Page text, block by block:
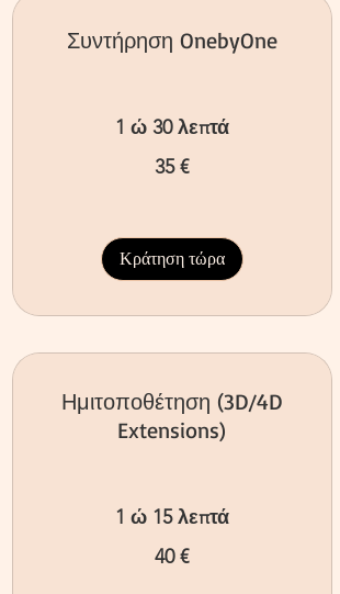
Συντήρηση OnebyOne
1 ώ 30 λεπτά
35 €
Κράτηση τώρα
Ημιτοποθέτηση (3D/4D
Extensions)
1 ώ 15 λεπτά
40 €